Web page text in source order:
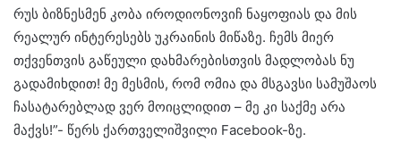
რუს ბიზნესმენ კობა იროდიონოვიჩ ნაყოფიას და მის
რეალურ ინტერესებს უკრაინის მიწაზე. ჩემს მიერ
თქვენთვის გაწეული დახმარებისთვის მადლობას ნუ
გადამიხდით! მე მესმის, რომ ომია და მსგავსი სამუშაოს
ჩასატარებლად ვერ მოიცლიდით – მე კი საქმე არა
მაქვს!”- წერს ქართველიშვილი Facebook-ზე.